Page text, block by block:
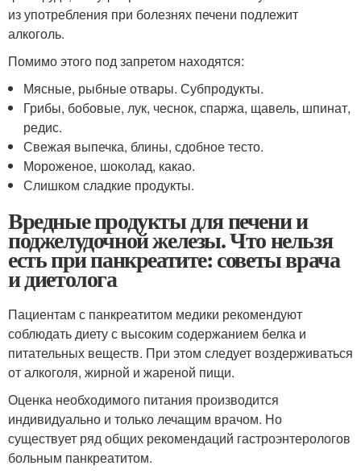
из употребления при болезнях печени подлежит
алкоголь.
Помимо этого под запретом находятся:
Мясные, рыбные отвары. Субпродукты.
Грибы, бобовые, лук, чеснок, спаржа, щавель, шпинат,
редис.
Свежая выпечка, блины, сдобное тесто.
Мороженое, шоколад, какао.
Слишком сладкие продукты.
Вредные продукты для печени и
поджелудочной железы. Что нельзя
есть при панкреатите: советы врача
и диетолога
Пациентам с панкреатитом медики рекомендуют
соблюдать диету с высоким содержанием белка и
питательных веществ. При этом следует воздерживаться
от алкоголя, жирной и жареной пищи.
Оценка необходимого питания производится
индивидуально и только лечащим врачом. Но
существует ряд общих рекомендаций гастроэнтерологов
больным панкреатитом.